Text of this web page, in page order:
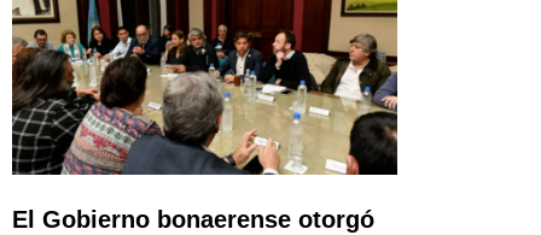
El Gobierno bonaerense otorgó